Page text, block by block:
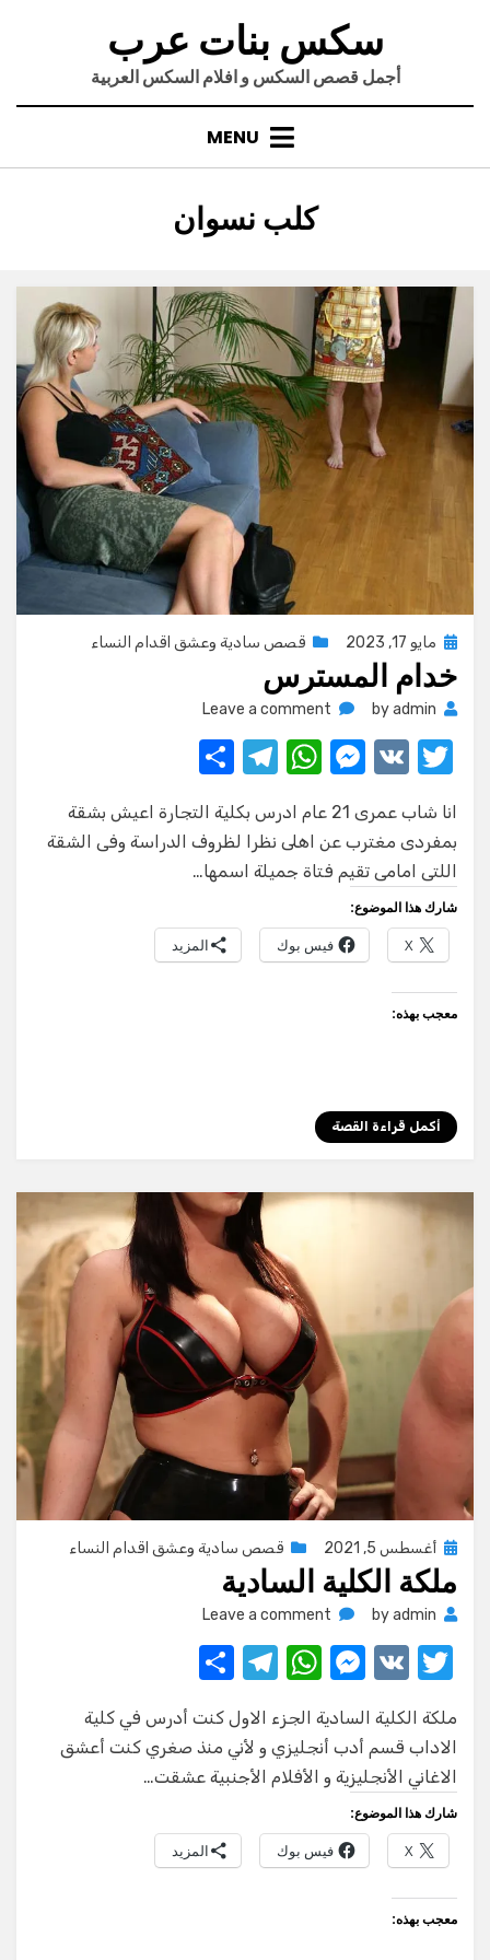
سكس بنات عرب
أجمل قصص السكس و افلام السكس العربية
MENU
الوسم
:
كلب نسوان
Posted
on
مايو 17, 2023 قصص سادية وعشق اقدام النساء
خدام المسترس
byadmin
Leave a comment
on
T
it
te
r
V
M
ss
e
g
er
W
at
s
p
p
T
e
gr
m
ar
e
انا شاب عمرى 21 عام ادرس بكلية التجارة اعيش بشقة
بمفردى مغترب عن اهلى نظرا لظروف الدراسة وفى الشقة
اللتى امامى تقيم فتاة جميلة اسمها…
شارك هذا الموضوع:
X فيس بوك المزيد
معجب بهذه:
أكمل قراءة القصة
Posted
أغسطس 5, 2021 قصص سادية وعشق اقدام النساء
ملكة الكلية السادية
byadmin
Leave a comment
on
السادية
T
it
te
r
V
M
ss
e
n
g
er
W
at
s
A
p
p
T
e
gr
m
h
ar
e
ملكة الكلية السادية الجزء الاول كنت أدرس في كلية
الاداب قسم أدب أنجليزي و لأني منذ صغري كنت أعشق
الاغاني الأنجليزية و الأفلام الأجنبية عشقت…
شارك هذا الموضوع:
X فيس بوك المزيد
معجب بهذه: